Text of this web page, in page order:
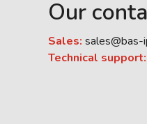
Our
Sales: sales@bas-
Technical support: